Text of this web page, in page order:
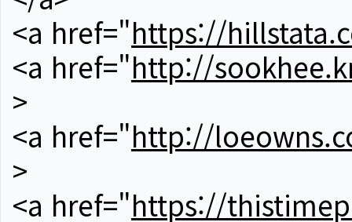
<a href="https://
<a href="http://
>
<a href="http://
>
<a href="https://